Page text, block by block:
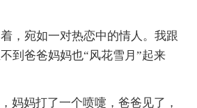
宛如一对热恋中的情人。我跟
到爸爸妈妈也“风花雪月”起来
妈打了一个喷嚏，爸爸见了，